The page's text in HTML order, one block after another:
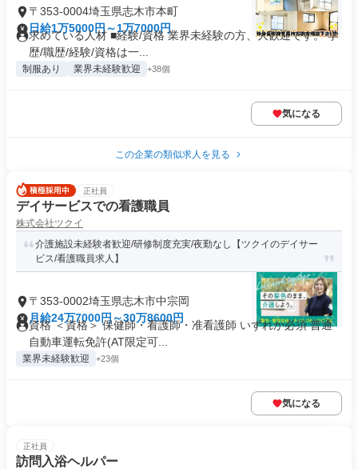
〒353-0004埼玉県志木市本町
日給1万5000円～1万7000円
求めている人材 ■経験/資格 業界未経験の方、大歓迎です。 学
歴/職歴/経験/資格は一...
制服あり 業界未経験歓迎 +38個
気になる
この企業の類似求人を見る
正社員
デイサービスでの看護職員
株式会社ツクイ
介護施設未経験者歓迎/研修制度充実/夜勤なし【ツクイのデイサー
ビス/看護職員求人】
〒353-0002埼玉県志木市中宗岡
月給24万7000円～30万8600円
資格 ＜資格＞ 保健師・看護師・准看護師 いずれか必須 普通
自動車運転免許(AT限定可...
業界未経験歓迎 +23個
気になる
正社員
訪問入浴ヘルパー